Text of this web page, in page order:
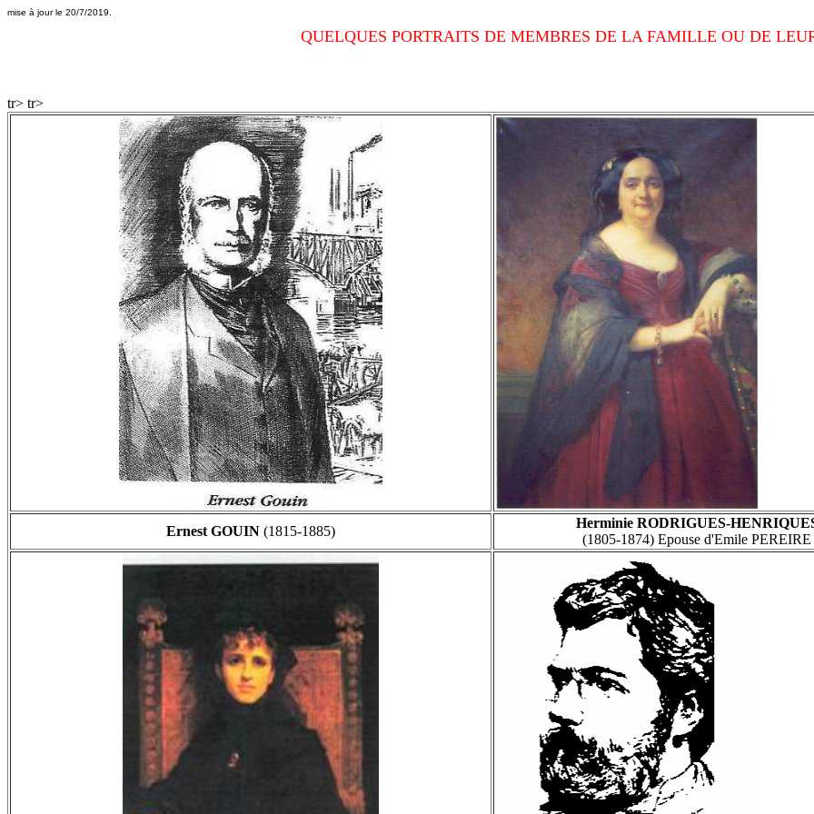
mise à jour le 20/7/2019.
QUELQUES PORTRAITS DE MEMBRES DE LA FAMILLE OU DE
tr> tr>
Ernest GOUIN (1815-1885)
Herminie RODRIGUES-
(1805-1874) Epouse d'Emile PEREIRE